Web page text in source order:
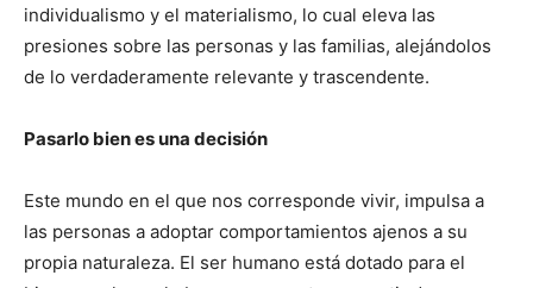
individualismo y el materialismo, lo cual eleva las
presiones sobre las personas y las familias, alejándolos
de lo verdaderamente relevante y trascendente.
Pasarlo bien es una decisión
Este mundo en el que nos corresponde vivir, impulsa a
las personas a adoptar comportamientos ajenos a su
propia naturaleza. El ser humano está dotado para el